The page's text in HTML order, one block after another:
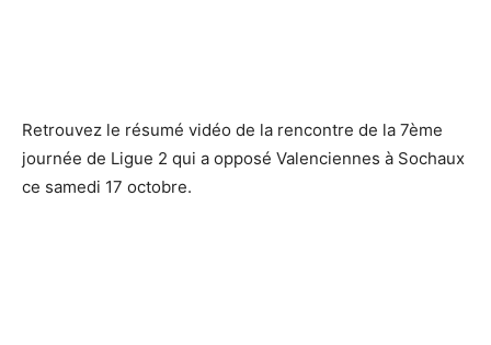
Retrouvez le résumé vidéo de la rencontre de la 7ème
journée de Ligue 2 qui a opposé Valenciennes à Sochaux
ce samedi 17 octobre.